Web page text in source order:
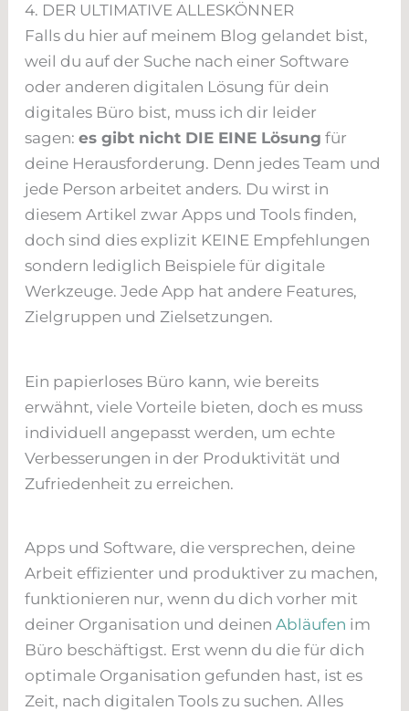
4. DER ULTIMATIVE ALLESKÖNNER
Falls du hier auf meinem Blog gelandet bist,
weil du auf der Suche nach einer Software
oder anderen digitalen Lösung für dein
digitales Büro bist, muss ich dir leider
sagen:es gibt nicht DIE EINE Lösung für
deine Herausforderung. Denn jedes Team und
jede Person arbeitet anders. Du wirst in
diesem Artikel zwar Apps und Tools finden,
doch sind dies explizit KEINE Empfehlungen
sondern lediglich Beispiele für digitale
Werkzeuge. Jede App hat andere Features,
Zielgruppen und Zielsetzungen.
Ein papierloses Büro kann, wie bereits
erwähnt, viele Vorteile bieten, doch es muss
individuell angepasst werden, um echte
Verbesserungen in der Produktivität und
Zufriedenheit zu erreichen.
Apps und Software, die versprechen, deine
Arbeit effizienter und produktiver zu machen,
funktionieren nur, wenn du dich vorher mit
deiner Organisation und deinenAbläufen im
Büro beschäftigst. Erst wenn du die für dich
optimale Organisation gefunden hast, ist es
Zeit, nach digitalen Tools zu suchen. Alles